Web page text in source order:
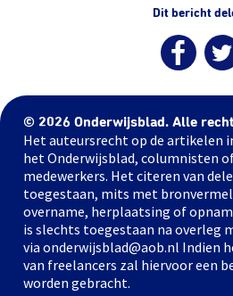
Dit bericht
© 2026 Onderwijsblad. Alle
Het auteursrecht op de artikelen
het Onderwijsblad, columnisten
medewerkers. Het citeren van
toegestaan, mits met
overname, herplaatsing of
is slechts toegestaan na overleg
via onderwijsblad@aob.nl Indien
van freelancers zal hiervoor een
worden gebracht.